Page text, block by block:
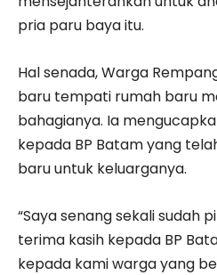
pria paru baya itu.
Hal senada, Warga
baru tempati rumah baru
bahagianya. Ia
kepada BP Batam yang
baru untuk keluarganya.
“Saya senang sekali sudah
terima kasih kepada BP
kepada kami warga yang